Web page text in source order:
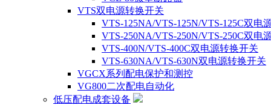
VTS双电源转换开关
VTS-125NA/VTS-125N/VTS-125C双电
VTS-250NA/VTS-250N/VTS-250C双电
VTS-400N/VTS-400C双电源转换开关
VTS-630NA/VTS-630N双电源转换开关
VGCX系列配电保护和测控
VG800二次配电自动化
低压配电成套设备